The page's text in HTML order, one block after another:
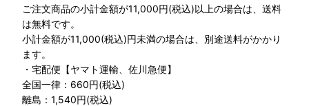
ご注文商品の小計金額が11,000円(税込)以上の場合は、送料
は無料です。
小計金額が11,000(税込)円未満の場合は、別途送料がかかり
ます。
・宅配便【ヤマト運輸、佐川急便】
全国一律：660円(税込)
離島：1,540円(税込)